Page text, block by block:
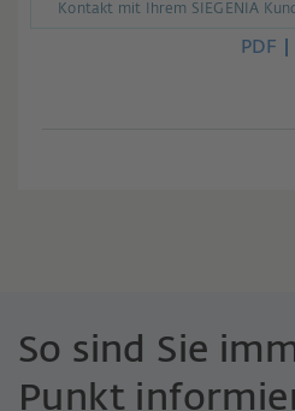
Kontakt mit Ihrem SIEGENIA
PDF
So sind Sie
Punkt